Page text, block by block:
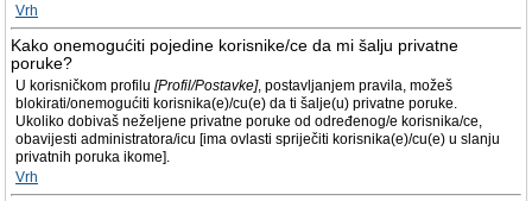
Vrh
Kako onemogućiti pojedine korisnike/ce da mi šalju privatne
poruke?
U korisničkom profilu [Profil/Postavke], postavljanjem pravila, možeš
blokirati/onemogućiti korisnika(e)/cu(e) da ti šalje(u) privatne poruke.
Ukoliko dobivaš neželjene privatne poruke od određenog/e korisnika/ce,
obavijesti administratora/icu [ima ovlasti spriječiti korisnika(e)/cu(e) u slanju
privatnih poruka ikome].
Vrh